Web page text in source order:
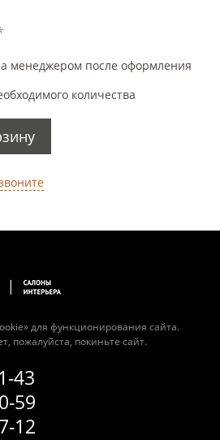
менеджером после оформления
количества
для функционирования сайта.
пожалуйста, покиньте сайт.
43
59
12